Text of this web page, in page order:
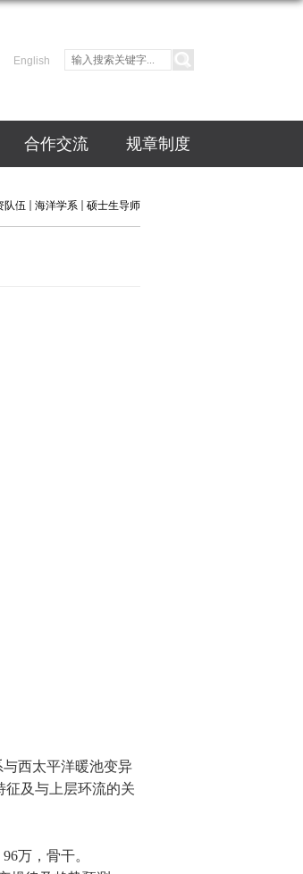
English
合作交流 规章制度
队伍 海洋学系 硕士生导师
西太平洋暖池变异
征及与上层环流的关
96万，骨干。